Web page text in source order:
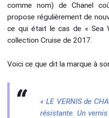
comme nom) de Chanel
propose régulièrement de
ce qui était le cas de « Sea
collection Cruise de 2017.
Voici ce que dit la marque à
« LE VERNIS de
résistante. Un